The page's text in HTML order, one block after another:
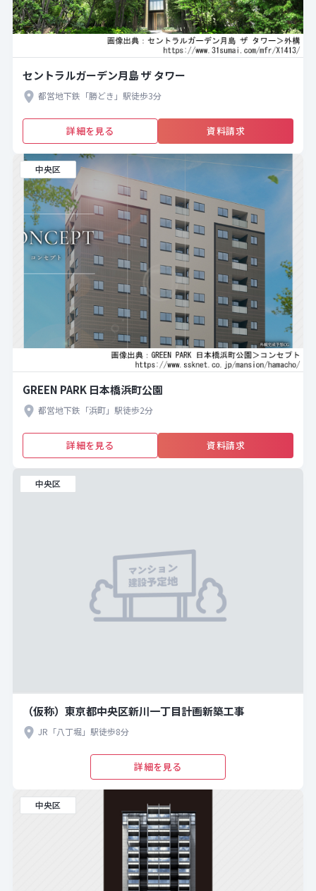
セントラルガーデン月島 ザ タワー
都営地下鉄「勝どき」駅徒歩3分
詳細を見る 資料請求
中央区
GREEN PARK 日本橋浜町公園
都営地下鉄「浜町」駅徒歩2分
詳細を見る 資料請求
中央区
（仮称）東京都中央区新川一丁目計画新築工事
JR「八丁堀」駅徒歩8分
詳細を見る
中央区